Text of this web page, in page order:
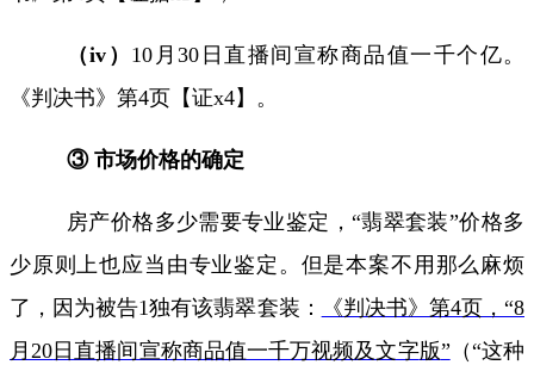
（iv ） 10 月30 日直播间宣称商品值一千个亿。
《判决书》第4页【证x4】。
③ 市场价格的确定
房产价格多少需要专业鉴定，“翡翠套装”价格多
少原则上也应当由专业鉴定。但是本案不用那么麻烦
了，因为被告1独有该翡翠套装： 《判决书》第4页，“8
月20日直播间宣称商品值一千万视频及文字版” （“这种